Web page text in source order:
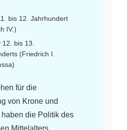
bis 12. Jahrhundert
IV.)
12. bis 13.
(Friedrich I.
für die
von Krone und
haben die Politik des
Mittelalters